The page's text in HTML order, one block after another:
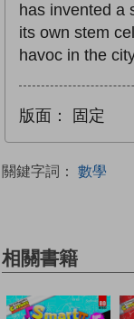
has invented a
its own stem
havoc in the
版面： 固定
關鍵字詞： 數學
相關書籍